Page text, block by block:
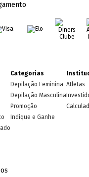
Categorias
Depilação Feminina
Depilação Masculina
Promoção
Indique e Ganhe
Atletas